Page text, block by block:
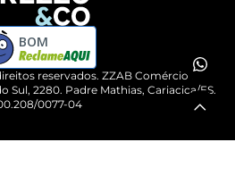
reservados. ZZAB Comércio de
Sul, 2280. Padre Mathias, Cariacica/ES.
0077-04
BOM